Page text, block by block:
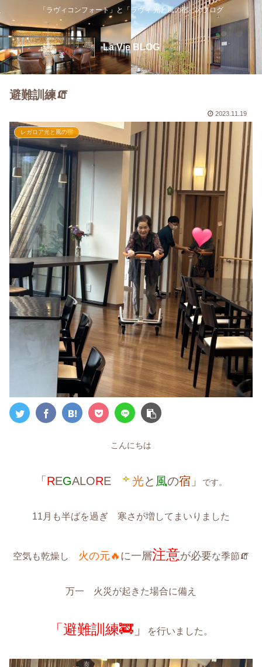
「ラヴィコンフォート」と「ラヴィ 光と風の宿」のブログ
La Vie BLOG
避難訓練🧯
2023.11.19
レガロア光と風の宿
こんにちは
「 REGALORE 光と 風の宿 」 です。
11月も半ばを過ぎ 寒さが増してまいりました
空気も乾燥し 火の元🔥 に一層注意が必要な季節🧯
万一 火災が起きた場合に備え
「避難訓練🚒」 を行いました。